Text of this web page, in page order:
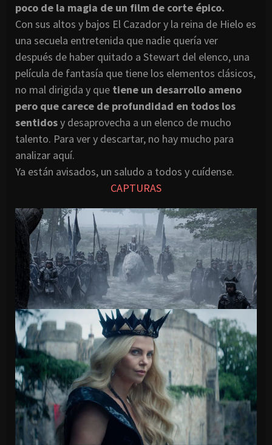
poco de la magia de un film de corte épico.
Con sus altos y bajos El Cazador y la reina de Hielo es
una secuela entretenida que nadie quería ver
después de haber quitado a Stewart del elenco, una
película de fantasía que tiene los elementos clásicos,
no mal dirigida y que tiene un desarrollo ameno
pero que carece de profundidad en todos los
sentidosy desaprovecha a un elenco de mucho
talento. Para ver y descartar, no hay mucho para
analizar aquí.
Ya están avisados, un saludo a todos y cuídense.
CAPTURAS